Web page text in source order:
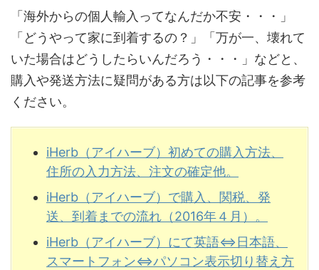
「海外からの個人輸入ってなんだか不安・・・」
「どうやって家に到着するの？」「万が一、壊れて
いた場合はどうしたらいんだろう・・・」などと、
購入や発送方法に疑問がある方は以下の記事を参考
ください。
iHerb（アイハーブ）初めての購入方法、
住所の入力方法、注文の確定他。
iHerb（アイハーブ）で購入、関税、発
送、到着までの流れ（2016年４月）。
iHerb（アイハーブ）にて英語⇔日本語、
スマートフォン⇔パソコン表示切り替え方